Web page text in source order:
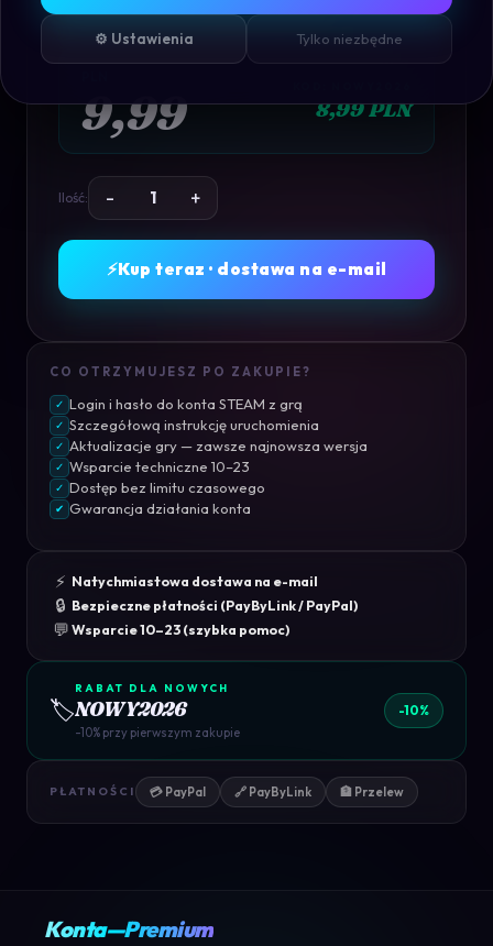
KontoWspółdzielone· STEAM
9,99 8,99 PLN
Ilość: - +
⚡Kup teraz · dostawa na e-mail
CO OTRZYMUJESZ PO ZAKUPIE?
✓ Login i hasło do konta STEAM z grą
✓ Szczegółową instrukcję uruchomienia
✓ Aktualizacje gry — zawsze najnowsza wersja
✓ Wsparcie techniczne 10–23
✓ Dostęp bez limitu czasowego
✔ Gwarancja działania konta
⚡ Natychmiastowa dostawa na e-mail
🔒 Bezpieczne płatności (PayByLink / PayPal)
💬 Wsparcie 10–23 (szybka pomoc)
🏷️
RABAT DLA NOWYCH
NOWY2026
-10% przy pierwszym zakupie
-10%
PŁATNOŚCI 💳 PayPal 🔗 PayByLink 🏦 Przelew
Konta—Premium
⚙️ Ustawienia Tylko niezbędne